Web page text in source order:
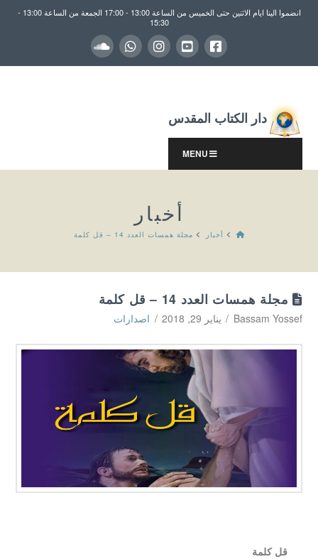
انضموا الينا ايام الاثنين حتى الخميس من الساعة 13:00 - 17:00 الجمعة من الساعة 13:00 -
15:30
دار الكتاب المقدس
MENU
أخبار
HOMEأخبار مجلة همسات العدد 14 – قل كلمة
مجلة همسات العدد 14 – قل كلمة
Bassam Yossef يناير 29, 2018 اصدارات
قل كلمة